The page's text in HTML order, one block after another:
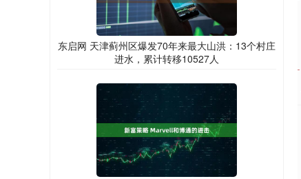
东启网 天津蓟州区爆发70年来最大山洪：13个村庄
进水，累计转移10527人